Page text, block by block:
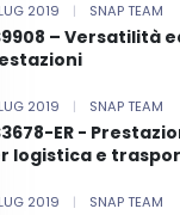
2019 | SNAP TEAM
– Versatilità
2019 | SNAP TEAM
ER -
logistica e
2019 | SNAP TEAM